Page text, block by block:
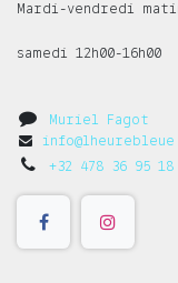
Mardi-vendredi
samedi 12h00-16h00
Muriel Fagot
+32 478 36 95 18